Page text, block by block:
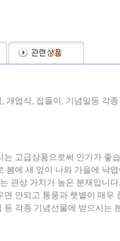
(0)
, 개업식, 집들이, 기념일등 각
는 고급상품으로써 인기가 좋
봄에 새 잎이 나와 가을에 낙
관상 가치가 높은 분재입니다.
면 안되고 통풍과 햇볕이 매우
등 각종 기념선물에 받으시는